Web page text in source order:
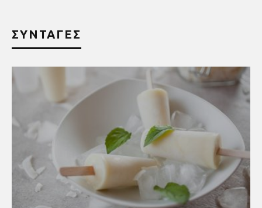
ΣΥΝΤΑΓΕΣ